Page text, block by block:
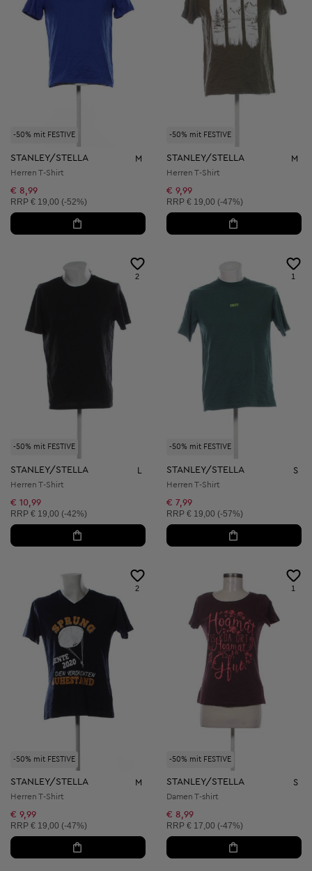
-50% mit FESTIVE
STANLEY/STELLA M
Herren T-Shirt
€ 8,99
Unverbindliche Preisempfehlung:
RRP € 19,00 (-52%)
-50% mit FESTIVE
STANLEY/STELLA M
Herren T-Shirt
€ 9,99
Unverbindliche Preisempfehlung:
RRP € 19,00 (-47%)
-50% mit FESTIVE
2
STANLEY/STELLA
Herren T-Shirt
€ 10,99
Unverbindliche Preisempfehlung:
RRP € 19,00 (-42%)
-50% mit FESTIVE
1
STANLEY/STELLA S
Herren T-Shirt
€ 7,99
Unverbindliche Preisempfehlung:
RRP € 19,00 (-57%)
-50% mit FESTIVE
2
STANLEY/STELLA M
Herren T-Shirt
€ 9,99
Unverbindliche Preisempfehlung:
RRP € 19,00 (-47%)
-50% mit FESTIVE
1
STANLEY/STELLA S
Damen T-shirt
€ 8,99
Unverbindliche Preisempfehlung:
RRP € 17,00 (-47%)